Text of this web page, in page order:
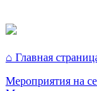
⌂ Главная
Мероприятия на